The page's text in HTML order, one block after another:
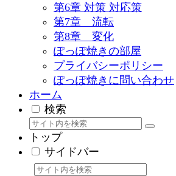
第6章 対策 対応策
第7章 流転
第8章 変化
ぽっぽ焼きの部屋
プライバシーポリシー
ぽっぽ焼きに問い合わせ
ホーム
検索
トップ
サイドバー